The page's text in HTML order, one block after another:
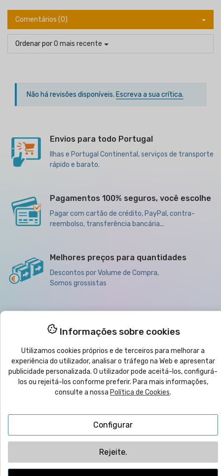
Comentários (0)
Ordenar porO mais recente
Não há revisões disponíveis. Escreva a sua crítica.
Envios para todo Portugal
Ilhas e Portugal Continental, serviços de transporte
rápido e barato.
Pagamentos 100% seguros, você escolhe
Pagar com cartão de crédito, PayPal, contra-
reembolso, transferência bancária...
Melhores preços para quantidades
Descontos por Volume de Compra,
Somos grossistas
Ajuda 
Boletim informativo 
| CMC VYRECO SL - C/Juan Bautista Llorens,
109B - 12540 Vila-Real (Castellón) ESPANHA | Nº IVA: ESB12458089
Informações sobre cookies
Utilizamos cookies próprios e de terceiros para melhorar a
experiência do utilizador, analisar o tráfego na Web e apresentar
publicidade personalizada. O utilizador pode aceitá-los, configurá-
los ou rejeitá-los conforme preferir. Para mais informações,
consulte a nossa Política de Cookies.
Configurar
Rejeite.